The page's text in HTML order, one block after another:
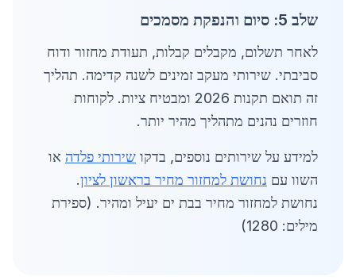
שלב 5: סיום והנפקת מסמכים
לאחר תשלום, מקבלים קבלות, תעודת מחזור ודוח
סביבתי. שירותי מעקב זמינים לשנה קדימה. תהליך
זה תואם תקנות 2026 ומבטיח ציות. לקוחות
חוזרים נהנים מתהליך מהיר יותר.
למידע על שירותים נוספים, בדקו שירותי פלדה או
השוו עם נחושת למחזור מחיר בראשון לציון.
נחושת למחזור מחיר בבת ים יעיל ומהיר. (ספירת
מילים: 1280)